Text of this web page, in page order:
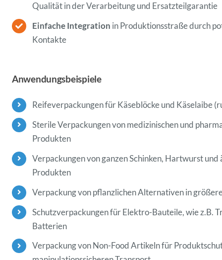
Qualität in der Verarbeitung und Ersatzteilgarantie
Einfache Integration in Produktionsstraße durch
Kontakte
Anwendungsbeispiele
Reifeverpackungen für Käseblöcke und Käselaibe
Sterile Verpackungen von medizinischen und
Produkten
Verpackungen von ganzen Schinken, Hartwurst und
Produkten
Verpackung von pflanzlichen Alternativen in
Schutzverpackungen für Elektro-Bauteile, wie z.B.
Batterien
Verpackung von Non-Food Artikeln für